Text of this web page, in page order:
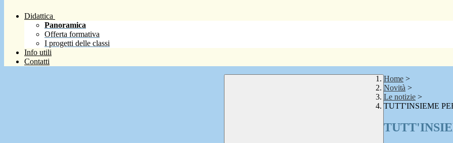
Didattica
Panoramica
Offerta formativa
I progetti delle classi
Info utili
Contatti
Home >
Novità >
Le notizie >
TUTT'INSIEME